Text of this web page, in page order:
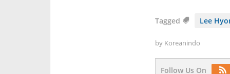
Tagged Lee
by Koreanindo
Follow Us On